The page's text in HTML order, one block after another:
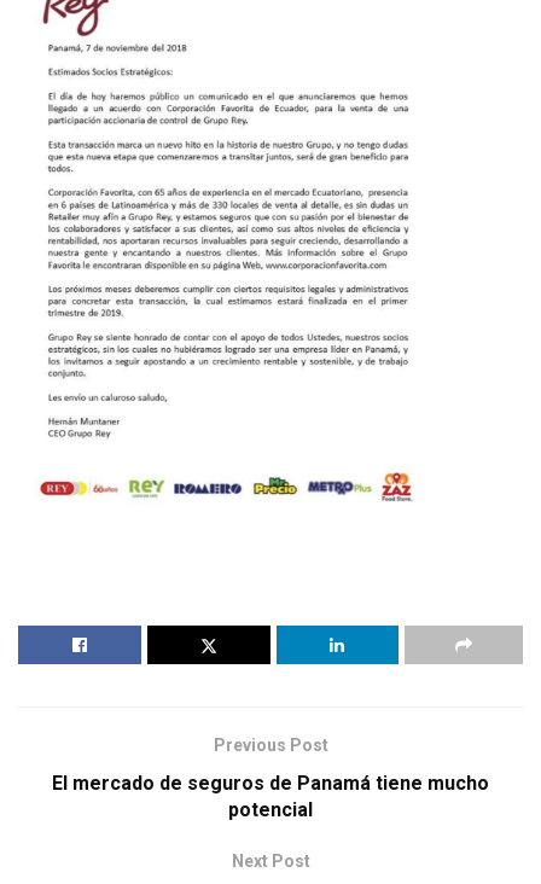
Previous Post
El mercado de seguros de Panamá tiene mucho
potencial
Next Post